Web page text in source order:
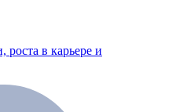
в карьере и